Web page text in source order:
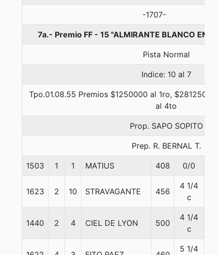
-1707-
7a.- Premio FF - 15 "ALMIRANTE BLANCO
Pista Normal
Indice: 10 al 7
Tpo.01.08.55 Premios $1250000 al 1ro, $281250
al 4to
Prop. SAPO SOPITO
Prep. R. BERNAL T.
1503 1 1 MATIUS 408 0/0
1623 2 10 STRAVAGANTE 456
4 1/4
c
1440 2 4 CIEL DE LYON 500
4 1/4
c
5 1/4